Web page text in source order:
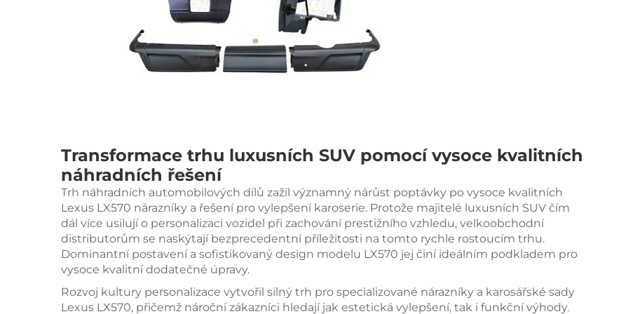
Transformace trhu luxusních SUV pomocí vysoce kvalitních
náhradních řešení
Trh náhradních automobilových dílů zažil významný nárůst poptávky po vysoce kvalitních
Lexus LX570 nárazníky a řešení pro vylepšení karoserie. Protože majitelé luxusních SUV čím
dál více usilují o personalizaci vozidel při zachování prestižního vzhledu, velkoobchodní
distributorům se naskýtají bezprecedentní příležitosti na tomto rychle rostoucím trhu.
Dominantní postavení a sofistikovaný design modelu LX570 jej činí ideálním podkladem pro
vysoce kvalitní dodatečné úpravy.
Rozvoj kultury personalizace vytvořil silný trh pro specializované nárazníky a karosářské sady
Lexus LX570, přičemž nároční zákazníci hledají jak estetická vylepšení, tak i funkční výhody.